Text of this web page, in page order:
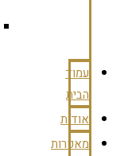
עמוד
הבית
אודות
מאפרות